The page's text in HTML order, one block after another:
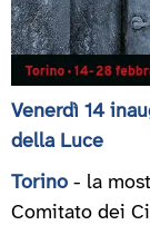
Venerdì 14
della Luce
Torino - la
Comitato dei